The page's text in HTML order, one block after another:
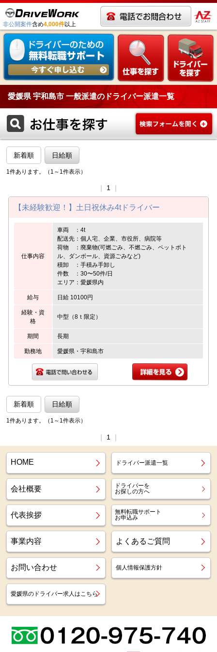
非公開案件含め4,000件以上
愛媛県 宇和島市 一般派遣のドライバー派遣一覧
新着順 日給順
1件あります。（1～1件表示）
1
【未経験歓迎！】土日祝休み4tドライバー
仕事内容
車両 ：4t
配送先：個人宅、企業、市役所、病院等
荷物 ：廃棄物(可燃ごみ、不燃ごみ、ペットボト
ル、ダンボール、資源ごみなど)
積卸 ：手積み手卸し
件数 ：30〜50件/日
エリア：愛媛県内
給与 日給 10100円
経験・資
格
中型（8ｔ限定）
期間 長期
勤務地 愛媛県・宇和島市
新着順 日給順
1件あります。（1～1件表示）
1
HOME ドライバー派遣一覧
会社概要
ドライバーを
お探しの方へ
代表挨拶
無料転職サポート
お申込み
事業内容 よくあるご質問
お問い合わせ 個人情報保護方針
愛媛県のドライバー求人はこちら